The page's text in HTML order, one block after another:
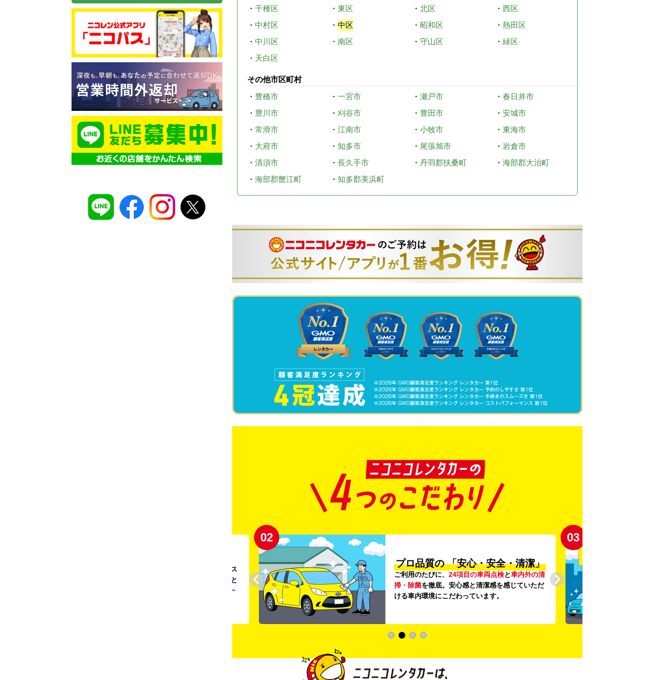
・ 千種区 ・ 東区 ・ 北区 ・ 西区
・ 中村区 ・ 中区 ・ 昭和区 ・ 熱田区
・ 中川区 ・ 南区 ・ 守山区 ・ 緑区
・ 天白区
その他市区町村
・ 豊橋市 ・ 一宮市 ・ 瀬戸市 ・ 春日井市
・ 豊川市 ・ 刈谷市 ・ 豊田市 ・ 安城市
・ 常滑市 ・ 江南市 ・ 小牧市 ・ 東海市
・ 大府市 ・ 知多市 ・ 尾張旭市 ・ 岩倉市
・ 清須市 ・ 長久手市 ・ 丹羽郡扶桑町 ・ 海部郡大治町
・ 海部郡蟹江町 ・ 知多郡美浜町
。ガソリンス
タンドや整備工場の既存インフラを活用すること
リー
02
プロ品質の 「安心・安全・清潔」
ご利用のたびに、 24項目の車両点検と車内外の清
掃・除菌を徹底。安心感と清潔感を感じていただ
ける車内環境にこだわっています。
03